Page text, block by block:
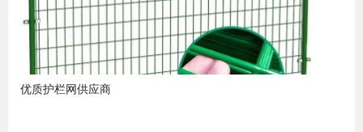
优质护栏网供应商